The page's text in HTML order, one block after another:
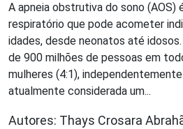
A apneia obstrutiva do sono (AOS)
respiratório que pode acometer
idades, desde neonatos até idosos
de 900 milhões de pessoas em
mulheres (4:1),
atualmente considerada um...
Autores: Thays Crosara